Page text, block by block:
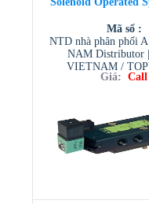
Mã số :
NTD nhà phân phối
NAM Distributor
VIETNAM /
VIETNAM /Giá: Call